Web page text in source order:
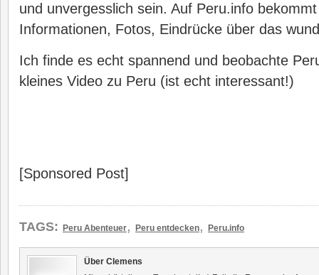
und unvergesslich sein. Auf Peru.info
Informationen, Fotos, Eindrücke über das
Ich finde es echt spannend und beobachte
kleines Video zu Peru (ist echt interessant!)
[Sponsored Post]
TAGS: Peru Abenteuer, Peru entdecken, Peru.info
Über Clemens